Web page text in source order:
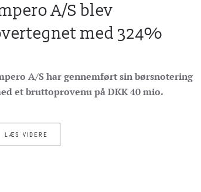
A/S blev
med 324%
A/S har gennemført sin børsnotering
et bruttoprovenu på DKK 40 mio.
LÆS VIDERE